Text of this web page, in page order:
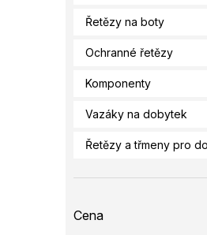
Řetězy na boty
Ochranné řetězy
Komponenty
Vazáky na dobytek
Řetězy a třmeny pro
Cena